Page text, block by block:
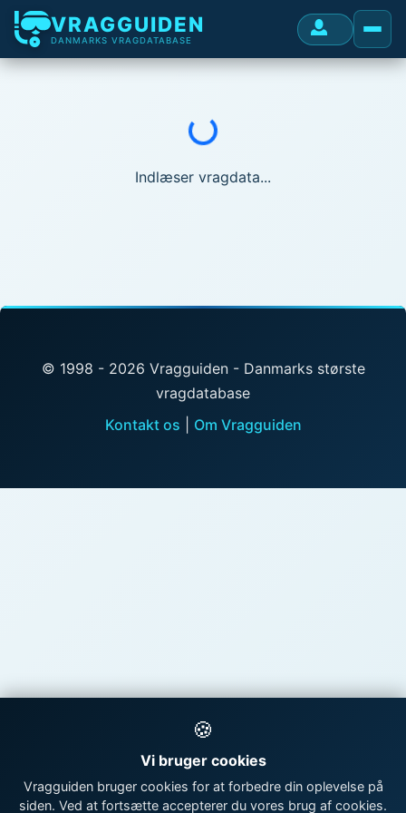
VRAGGUIDEN
DANMARKS VRAGDATABASE
Indlæser...
Indlæser vragdata...
© 1998 - 2026 Vragguiden - Danmarks største
vragdatabase
Kontakt os
Om Vragguiden
🍪
Vi bruger cookies
Vragguiden bruger cookies for at forbedre din oplevelse på
siden. Ved at fortsætte accepterer du vores brug af cookies.